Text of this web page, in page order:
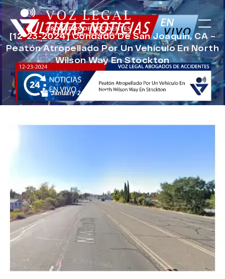
[12-23-2024] Condado De San Joaquin, CA –
Peatón Atropellado Por Un Vehículo En North
Wilson Way En Stockton
January 21, 2025 Noticias de Accidentes